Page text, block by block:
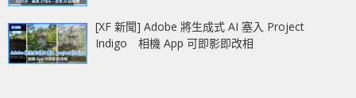
[XF 新聞] Adobe 將生成式 AI 塞入 Project
Indigo 相機 App 可即影即改相